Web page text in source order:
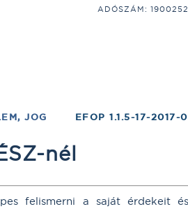
ADÓSZÁM:
JOG EFOP 1.1.5-17-2017-
nél
felismerni a saját érdekeit